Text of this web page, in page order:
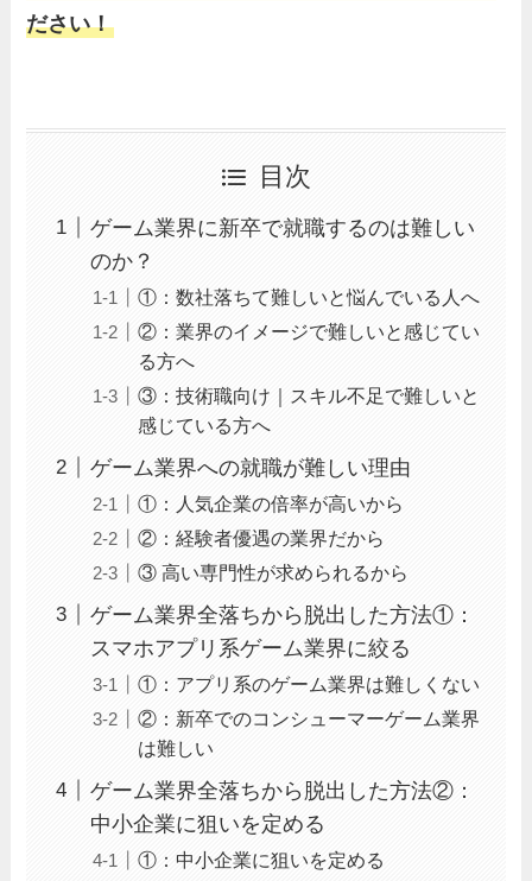
ださい！
目次
ゲーム業界に新卒で就職するのは難しい
のか？
①：数社落ちて難しいと悩んでいる人へ
②：業界のイメージで難しいと感じてい
る方へ
③：技術職向け｜スキル不足で難しいと
感じている方へ
ゲーム業界への就職が難しい理由
①：人気企業の倍率が高いから
②：経験者優遇の業界だから
③ 高い専門性が求められるから
ゲーム業界全落ちから脱出した方法①：
スマホアプリ系ゲーム業界に絞る
①：アプリ系のゲーム業界は難しくない
②：新卒でのコンシューマーゲーム業界
は難しい
ゲーム業界全落ちから脱出した方法②：
中小企業に狙いを定める
①：中小企業に狙いを定める